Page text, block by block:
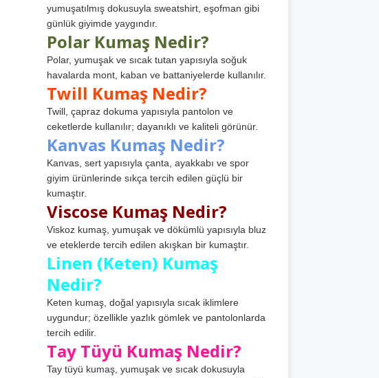
yumuşatılmış dokusuyla sweatshirt, eşofman gibi
günlük giyimde yaygındır.
Polar Kumaş Nedir?
Polar, yumuşak ve sıcak tutan yapısıyla soğuk
havalarda mont, kaban ve battaniyelerde kullanılır.
Twill Kumaş Nedir?
Twill, çapraz dokuma yapısıyla pantolon ve
ceketlerde kullanılır; dayanıklı ve kaliteli görünür.
Kanvas Kumaş Nedir?
Kanvas, sert yapısıyla çanta, ayakkabı ve spor
giyim ürünlerinde sıkça tercih edilen güçlü bir
kumaştır.
Viscose Kumaş Nedir?
Viskoz kumaş, yumuşak ve dökümlü yapısıyla bluz
ve eteklerde tercih edilen akışkan bir kumaştır.
Linen (Keten) Kumaş
Nedir?
Keten kumaş, doğal yapısıyla sıcak iklimlere
uygundur; özellikle yazlık gömlek ve pantolonlarda
tercih edilir.
Tay Tüyü Kumaş Nedir?
Tay tüyü kumaş, yumuşak ve sıcak dokusuyla